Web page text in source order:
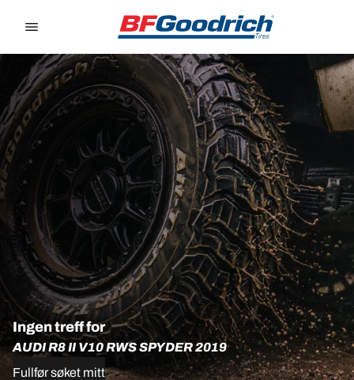
Ingen treff for
AUDI R8 II V10 RWS SPYDER 2019
Fullfør søket mitt